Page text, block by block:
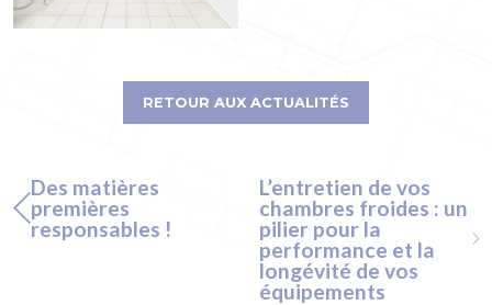
RETOUR AUX ACTUALITÉS
Des matières
premières
responsables !
L’entretien de vos
chambres froides : un
pilier pour la
performance et la
longévité de vos
équipements